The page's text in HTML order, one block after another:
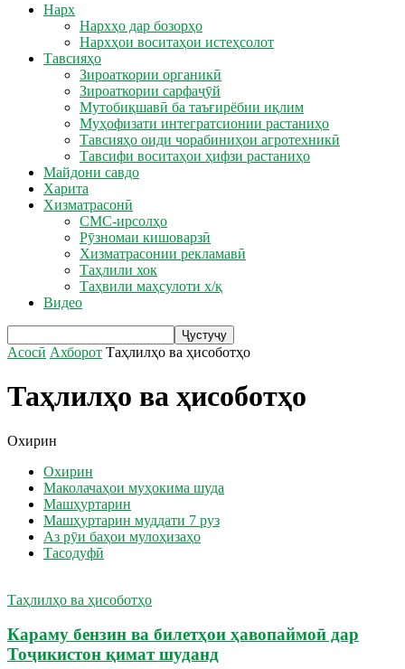
Нарх
Нархҳо дар бозорҳо
Нархҳои воситаҳои истеҳсолот
Тавсияҳо
Зироаткории органикӣ
Зироаткории сарфаҷӯй
Мутобиқшавӣ ба таъғирёбии иқлим
Муҳофизати интегратсионии растаниҳо
Тавсияҳо оиди чорабиниҳои агротехникӣ
Тавсифи воситаҳои ҳифзи растаниҳо
Майдони савдо
Харита
Хизматрасонӣ
СМС-ирсолҳо
Рӯзномаи кишоварзӣ
Хизматрасонии рекламавӣ
Таҳлили хок
Таҳвили маҳсулоти х/қ
Видео
Асосӣ Ахборот Таҳлилҳо ва ҳисоботҳо
Таҳлилҳо ва ҳисоботҳо
Охирин
Охирин
Маколачаҳои муҳокима шуда
Машҳуртарин
Машҳуртарин муддати 7 руз
Аз рӯи баҳои мулоҳизаҳо
Тасодуфӣ
Таҳлилҳо ва ҳисоботҳо
Караму бензин ва билетҳои ҳавопаймоӣ дар
Тоҷикистон қимат шуданд